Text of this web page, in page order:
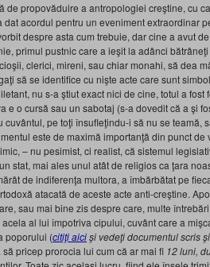
de propovăduire a antropologiei creştine, cu
acordul pentru un eveniment extraordinar
despre asta cum trebuie, dar cine a avut
primul pustnic care a ieşit la adânci
clerici, mireni, sau chiar monahi, să dea
să se identifice cu nişte acte care sunt
nu s-a ştiut exact nici de cine, totul a fost
e o cursă sau un sabotaj (s-a dovedit că a şi
pe toţi însufleţindu-i să nu se teamă,
este de maximă importanţă din punct
– nu pesimist, ci realist, că sistemul
stat, mai ales unul atât de religios ca ţara
de indiferenţa multora, a îmbărbătat pe
atacată de aceste acte anti-creştine.
sau mai bine zis despre care, multe
al lui împotriva cipului, cuvânt care a
poporului (citiţi aicişi vedeţi documentul scris
să pricep prorocia lui cum că ar mai fi 12 luni,